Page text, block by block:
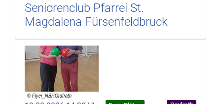
Seniorenclub Pfarrei St.
Magdalena Fürsenfeldbruck